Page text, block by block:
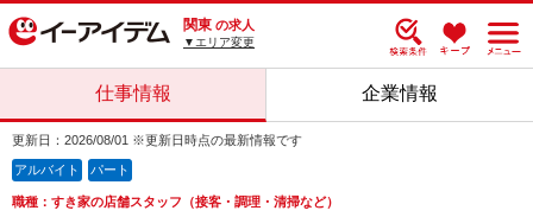
関東 の求人
▼エリア変更
仕事情報 企業情報
更新日：2026/08/01 ※更新日時点の最新情報です
アルバイト パート
職種：すき家の店舗スタッフ（接客・調理・清掃など）